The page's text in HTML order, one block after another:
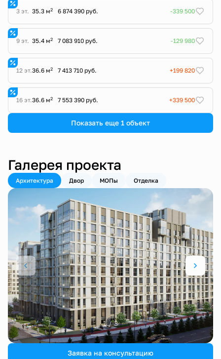
3 эт. 35.3 м2 6 874 390 руб. -339 500
9 эт. 35.4 м2 7 083 910 руб. -129 980
12 эт.36.6 м2 7 413 710 руб. +199 820
16 эт.36.6 м2 7 553 390 руб. +339 500
Показать еще 1 объект
Галерея проекта
Архитектура Двор МОПы Отделка
1 / 3
Заявка на консультацию